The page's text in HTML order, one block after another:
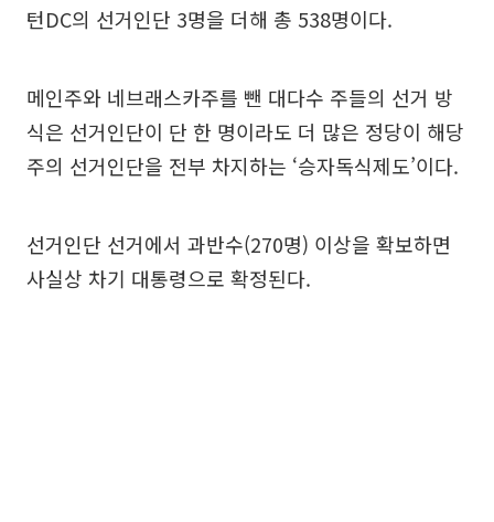
턴DC의 선거인단 3명을 더해 총 538명이다.
메인주와 네브래스카주를 뺀 대다수 주들의 선거 방
식은 선거인단이 단 한 명이라도 더 많은 정당이 해당
주의 선거인단을 전부 차지하는 ‘승자독식제도’이다.
선거인단 선거에서 과반수(270명) 이상을 확보하면
사실상 차기 대통령으로 확정된다.